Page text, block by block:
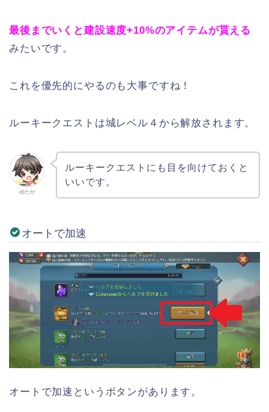
最後までいくと建設速度+10%のアイテムが貰える
みたいです。
これを優先的にやるのも大事ですね！
ルーキークエストは城レベル４から解放されます。
ゆたか
ルーキークエストにも目を向けておくと
いいです。
オートで加速
オートで加速というボタンがあります。